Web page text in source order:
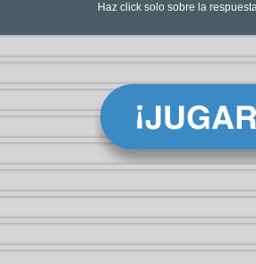
Haz click solo sobre la